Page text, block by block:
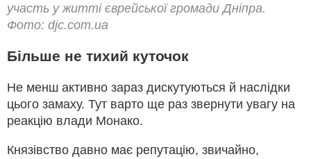
участь у житті єврейської громади Дніпра.
Фото: djc.com.ua
Більше не тихий куточок
Не менш активно зараз дискутуються й наслідки
цього замаху. Тут варто ще раз звернути увагу на
реакцію влади Монако.
Князівство давно має репутацію, звичайно,